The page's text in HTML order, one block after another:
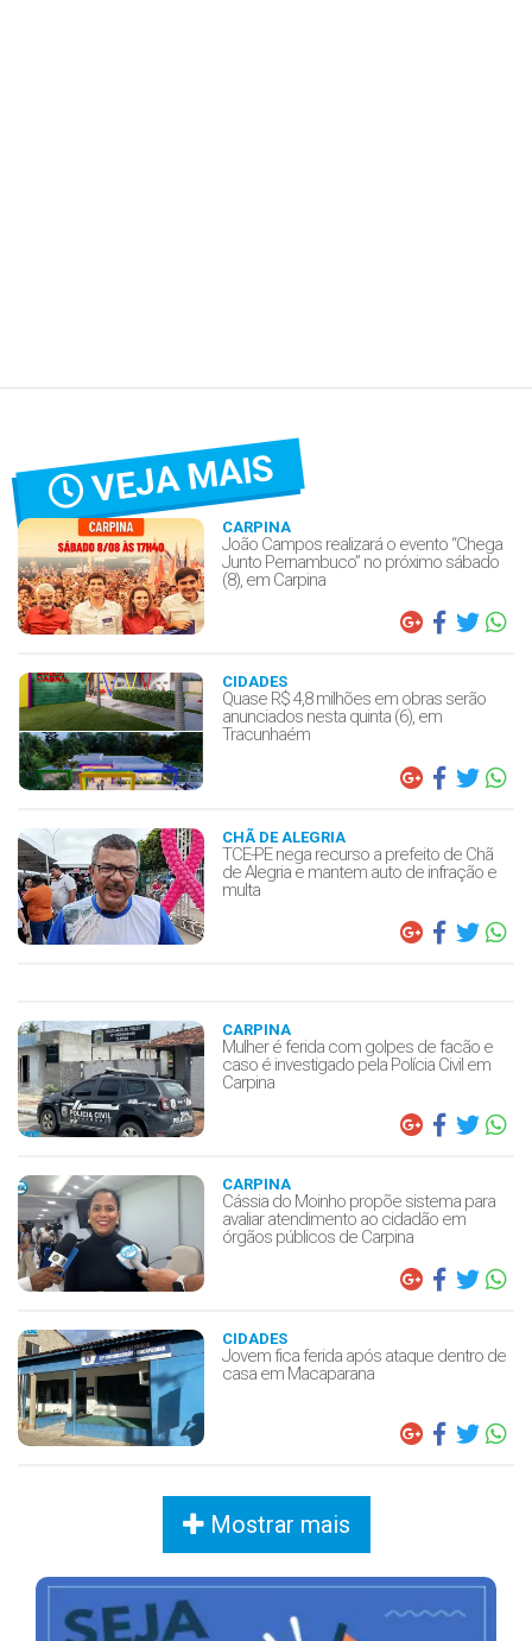
VEJA MAIS
CARPINA
João Campos realizará o evento “Chega
Junto Pernambuco” no próximo sábado
(8), em Carpina
CIDADES
Quase R$ 4,8 milhões em obras serão
anunciados nesta quinta (6), em
Tracunhaém
CHÃ DE ALEGRIA
TCE-PE nega recurso a prefeito de Chã
de Alegria e mantem auto de infração e
multa
CARPINA
Mulher é ferida com golpes de facão e
caso é investigado pela Polícia Civil em
Carpina
CARPINA
Cássia do Moinho propõe sistema para
avaliar atendimento ao cidadão em
órgãos públicos de Carpina
CIDADES
Jovem fica ferida após ataque dentro de
casa em Macaparana
Mostrar mais